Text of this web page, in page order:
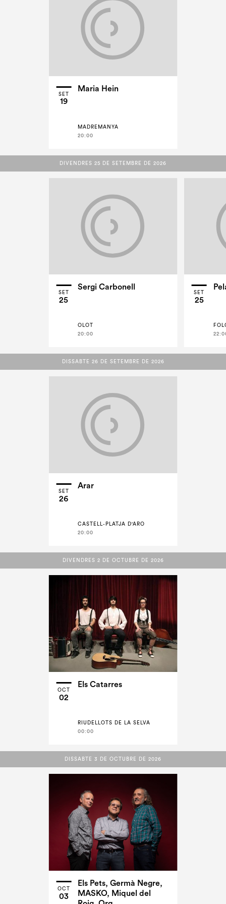
SET
19
Maria Hein
MADREMANYA
20:00
DIVENDRES 25 DE SETEMBRE DE 2026
DIVENDRES 25 DE SETEMBRE DE 2026
SET
25
Sergi Carbonell
OLOT
20:00
SET
25
DISSABTE 26 DE SETEMBRE DE 2026
DISSABTE 26 DE SETEMBRE DE 2026
SET
26
Arar
CASTELL-PLATJA D'ARO
20:00
DIVENDRES 2 DE OCTUBRE DE 2026
DIVENDRES 2 DE OCTUBRE DE 2026
OCT
02
Els Catarres
RIUDELLOTS DE LA SELVA
00:00
DISSABTE 3 DE OCTUBRE DE 2026
DISSABTE 3 DE OCTUBRE DE 2026
OCT
03
Els Pets, Germà Negre,
MASKO, Miquel del